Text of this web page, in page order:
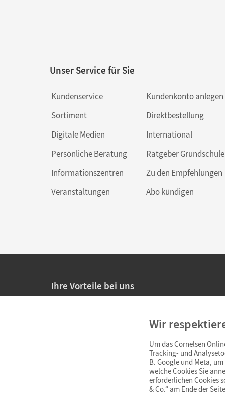
Unser Service für Sie
Kundenservice
Sortiment
Digitale Medien
Persönliche Beratung
Informationszentren
Veranstaltungen
Kundenkonto anlegen
Direktbestellung
International
Ratgeber Grundschule
Zu den Empfehlungen
Abo kündigen
Ihre Vorteile bei uns
Persönliche Angebote für Lehrkräfte
Sicheres Einkaufen mit SSL-Verschlüsselung
Widerrufsfristvon 4 Wochen
Schnelle und einfache Retourenabwicklung
Wir
Um das Cornelsen
Tracking- und
B. Google und Meta,
welche Cookies Sie
erforderlichen Cookies
& Co.“ am Ende der